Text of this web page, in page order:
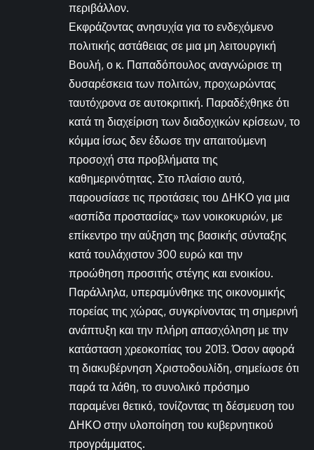
περιβάλλον.
Εκφράζοντας ανησυχία για το ενδεχόμενο
πολιτικής αστάθειας σε μια μη λειτουργική
Βουλή, ο κ. Παπαδόπουλος αναγνώρισε τη
δυσαρέσκεια των πολιτών, προχωρώντας
ταυτόχρονα σε αυτοκριτική. Παραδέχθηκε ότι
κατά τη διαχείριση των διαδοχικών κρίσεων, το
κόμμα ίσως δεν έδωσε την απαιτούμενη
προσοχή στα προβλήματα της
καθημερινότητας. Στο πλαίσιο αυτό,
παρουσίασε τις προτάσεις του ΔΗΚΟ για μια
«ασπίδα προστασίας» των νοικοκυριών, με
επίκεντρο την αύξηση της βασικής σύνταξης
κατά τουλάχιστον 300 ευρώ και την
προώθηση προσιτής στέγης και ενοικίου.
Παράλληλα, υπεραμύνθηκε της οικονομικής
πορείας της χώρας, συγκρίνοντας τη σημερινή
ανάπτυξη και την πλήρη απασχόληση με την
κατάσταση χρεοκοπίας του 2013. Όσον αφορά
τη διακυβέρνηση Χριστοδουλίδη, σημείωσε ότι
παρά τα λάθη, το συνολικό πρόσημο
παραμένει θετικό, τονίζοντας τη δέσμευση του
ΔΗΚΟ στην υλοποίηση του κυβερνητικού
προγράμματος.